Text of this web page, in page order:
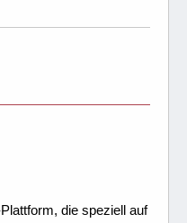
die speziell auf